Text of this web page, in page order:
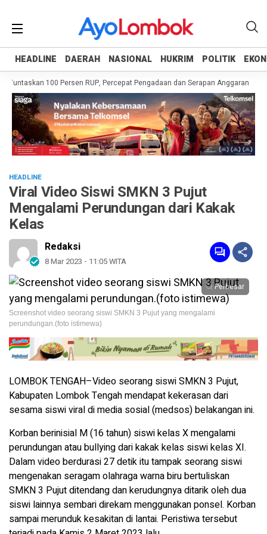
HEADLINE DAERAH NASIONAL HUKRIM POLITIK
HEADLINE DAERAH NASIONAL HUKRIM POLITIK
100 Persen RUP, Percepat Pengadaan dan Serapan Anggaran
HEADLINE
Viral Video Siswi SMKN 3 Pujut
Mengalami Perundungan dari Kakak
Kelas
Redaksi
8 Mar 2023 - 11:05 WITA
Perbesar
Screenshot video seorang siswi SMKN 3 Pujut yang mengalami
perundungan.(foto istimewa)
LOMBOK TENGAH–Video seorang siswi SMKN 3 Pujut,
Kabupaten Lombok Tengah mendapat kekerasan dari
sesama siswi viral di media sosial (medsos) belakangan ini.
Korban berinisial M (16 tahun) siswi kelas X mengalami
perundungan atau bullying dari kakak kelas siswi kelas XI.
Dalam video berdurasi 27 detik itu tampak seorang siswi
mengenakan seragam olahraga warna biru bertuliskan
SMKN 3 Pujut ditendang dan kerudungnya ditarik oleh dua
siswi lainnya sembari direkam menggunakan ponsel. Korban
sampai merunduk kesakitan di lantai. Peristiwa tersebut